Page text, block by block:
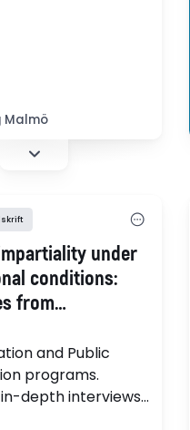
Malmö
under
conditions:
from
education in
and Public
programs.
depth interviews